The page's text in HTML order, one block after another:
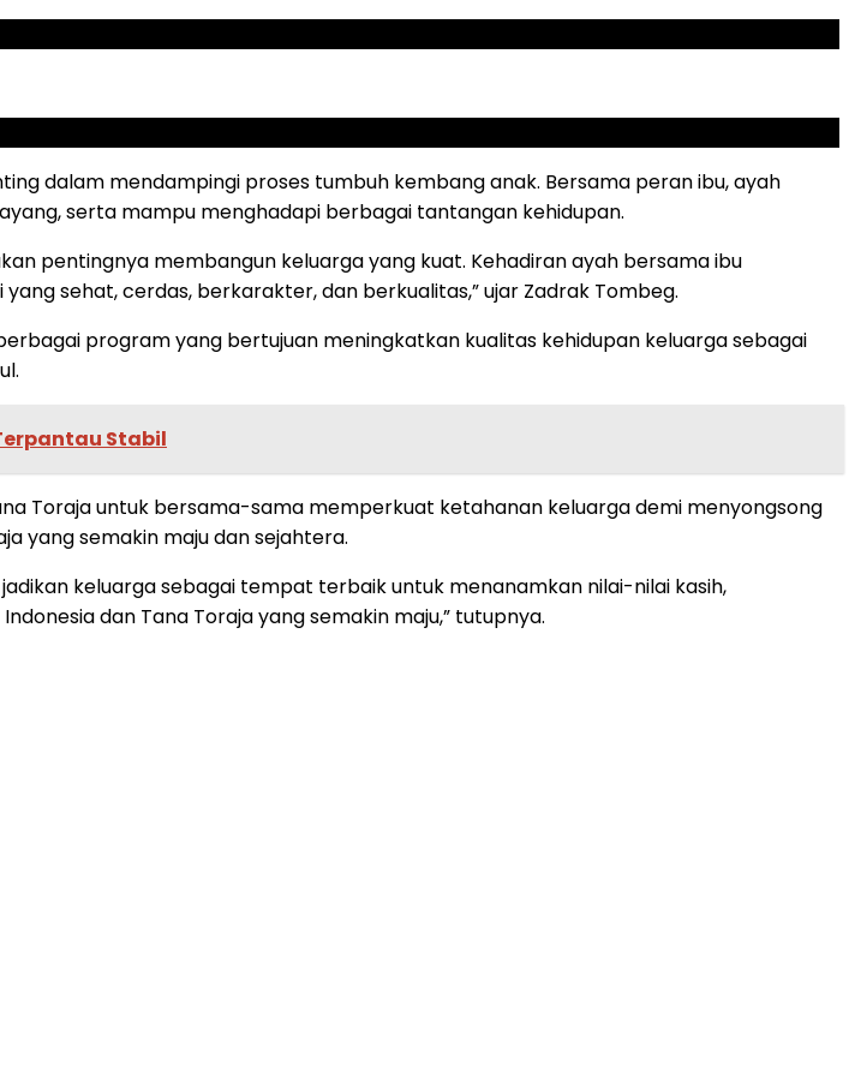
dalam mendampingi proses tumbuh kembang anak. Bersama peran ibu, ayah
serta mampu menghadapi berbagai tantangan kehidupan.
pentingnya membangun keluarga yang kuat. Kehadiran ayah bersama ibu
sehat, cerdas, berkarakter, dan berkualitas,” ujar Zadrak Tombeg.
program yang bertujuan meningkatkan kualitas kehidupan keluarga sebagai
Stabil
Toraja untuk bersama-sama memperkuat ketahanan keluarga demi menyongsong
yang semakin maju dan sejahtera.
keluarga sebagai tempat terbaik untuk menanamkan nilai-nilai kasih,
dan Tana Toraja yang semakin maju,” tutupnya.